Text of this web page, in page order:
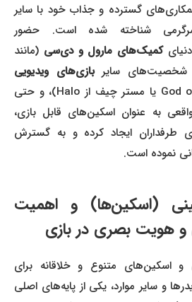
گسترده و جذاب خود با سایر
شناخته شده است. حضور
کمیک‌های مارول و دی‌سی(مانند
سایربازی‌های ویدیویی
(مانند کریتوس از God of War یا مستر چیف از Halo)، و حتی
به عنوان اسکین‌های قابل بازی،
طرفداران ایجاد کرده و به گسترش
نموده است.
(اسکین‌ها) و اهمیت
هویت بصری در بازی
اسکین‌های متنوع و خلاقانه برای
و سایر موارد، یکی از پایه‌های اصلی